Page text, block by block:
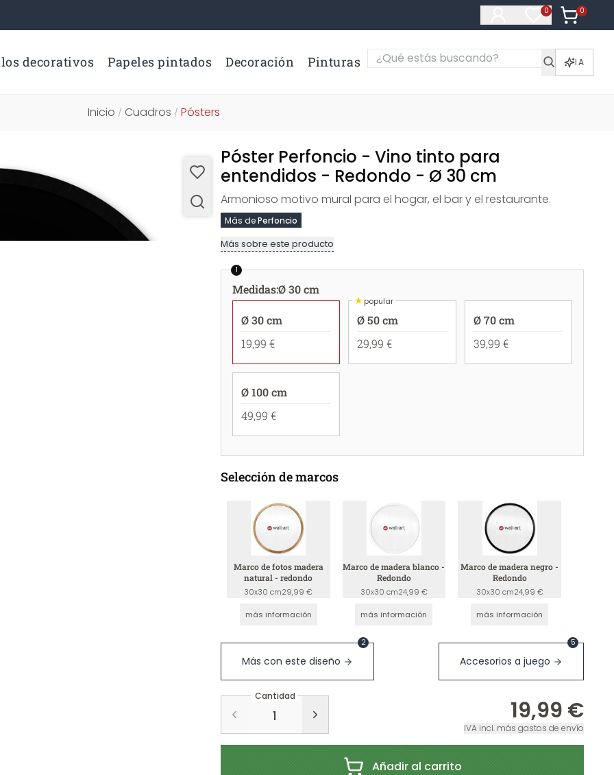
0
Artículos en
0
Artículos
decorativos Papeles pintados Decoración Pinturas IA
Inicio / Cuadros / Pósters
Póster Perfoncio - Vino tinto para
entendidos - Redondo - Ø 30 cm
Armonioso motivo mural para el hogar, el bar y el restaurante.
Más dePerfoncio
Más sobre este producto
1
Medidas:Ø 30 cm
Ø 30 cm
19,99 €
★popular
Ø 50 cm
29,99 €
Ø 70 cm
39,99 €
Ø 100 cm
49,99 €
Selección de marcos
Marco de fotos madera
natural - redondo
30x30 cm29,99 €
más información
Marco de madera blanco -
Redondo
30x30 cm24,99 €
más información
Marco de madera negro -
Redondo
30x30 cm24,99 €
más información
Más con este diseño
2
Accesorios a juego
5
Cantidad
19,99 €
IVA incl. más gastos de envío
Añadir al carrito